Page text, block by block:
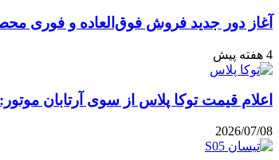
آغاز دور جدید فروش فوق‌العاده و فوری
4 هفته پیش
اعلام قیمت توکا پلاس از سوی آرتابان موتور: نسخه
2026/07/08